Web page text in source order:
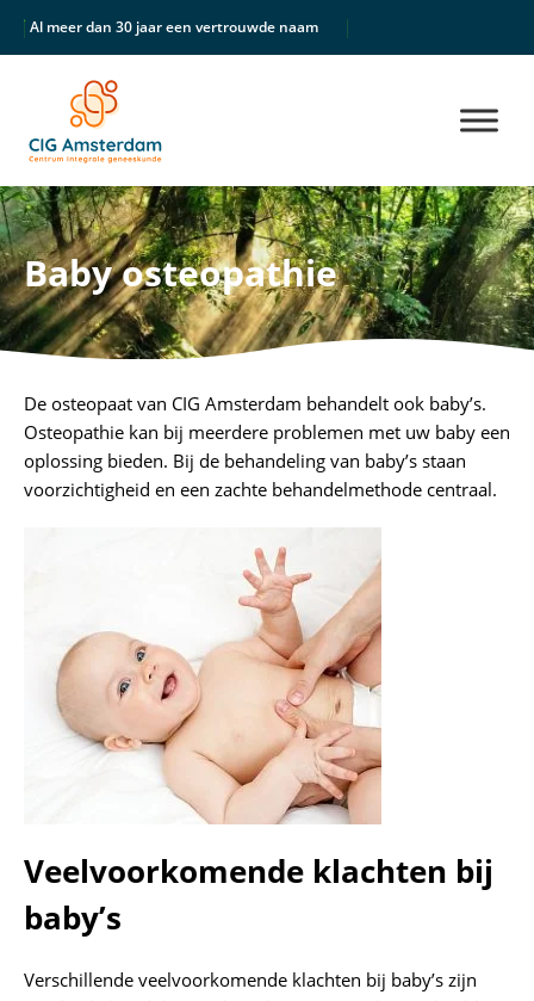
Al meer dan 30 jaar een vertrouwde naam
Baby osteopathie
De osteopaat van CIG Amsterdam behandelt ook baby’s.
Osteopathie kan bij meerdere problemen met uw baby een
oplossing bieden. Bij de behandeling van baby’s staan
voorzichtigheid en een zachte behandelmethode centraal.
Veelvoorkomende klachten bij
baby’s
Verschillende veelvoorkomende klachten bij baby’s zijn